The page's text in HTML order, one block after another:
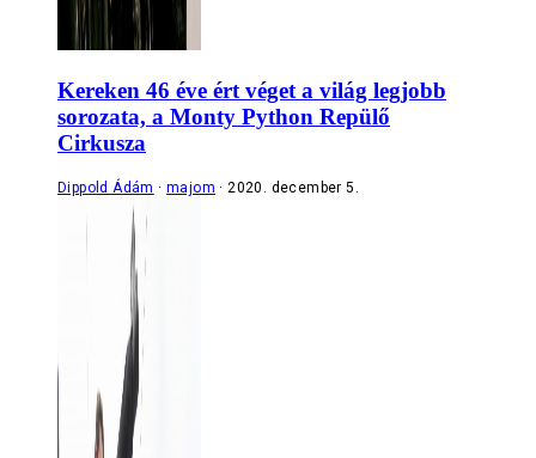
Kereken 46 éve ért véget a világ legjobb
sorozata, a Monty Python Repülő
Cirkusza
Dippold Ádám majom 2020. december 5.